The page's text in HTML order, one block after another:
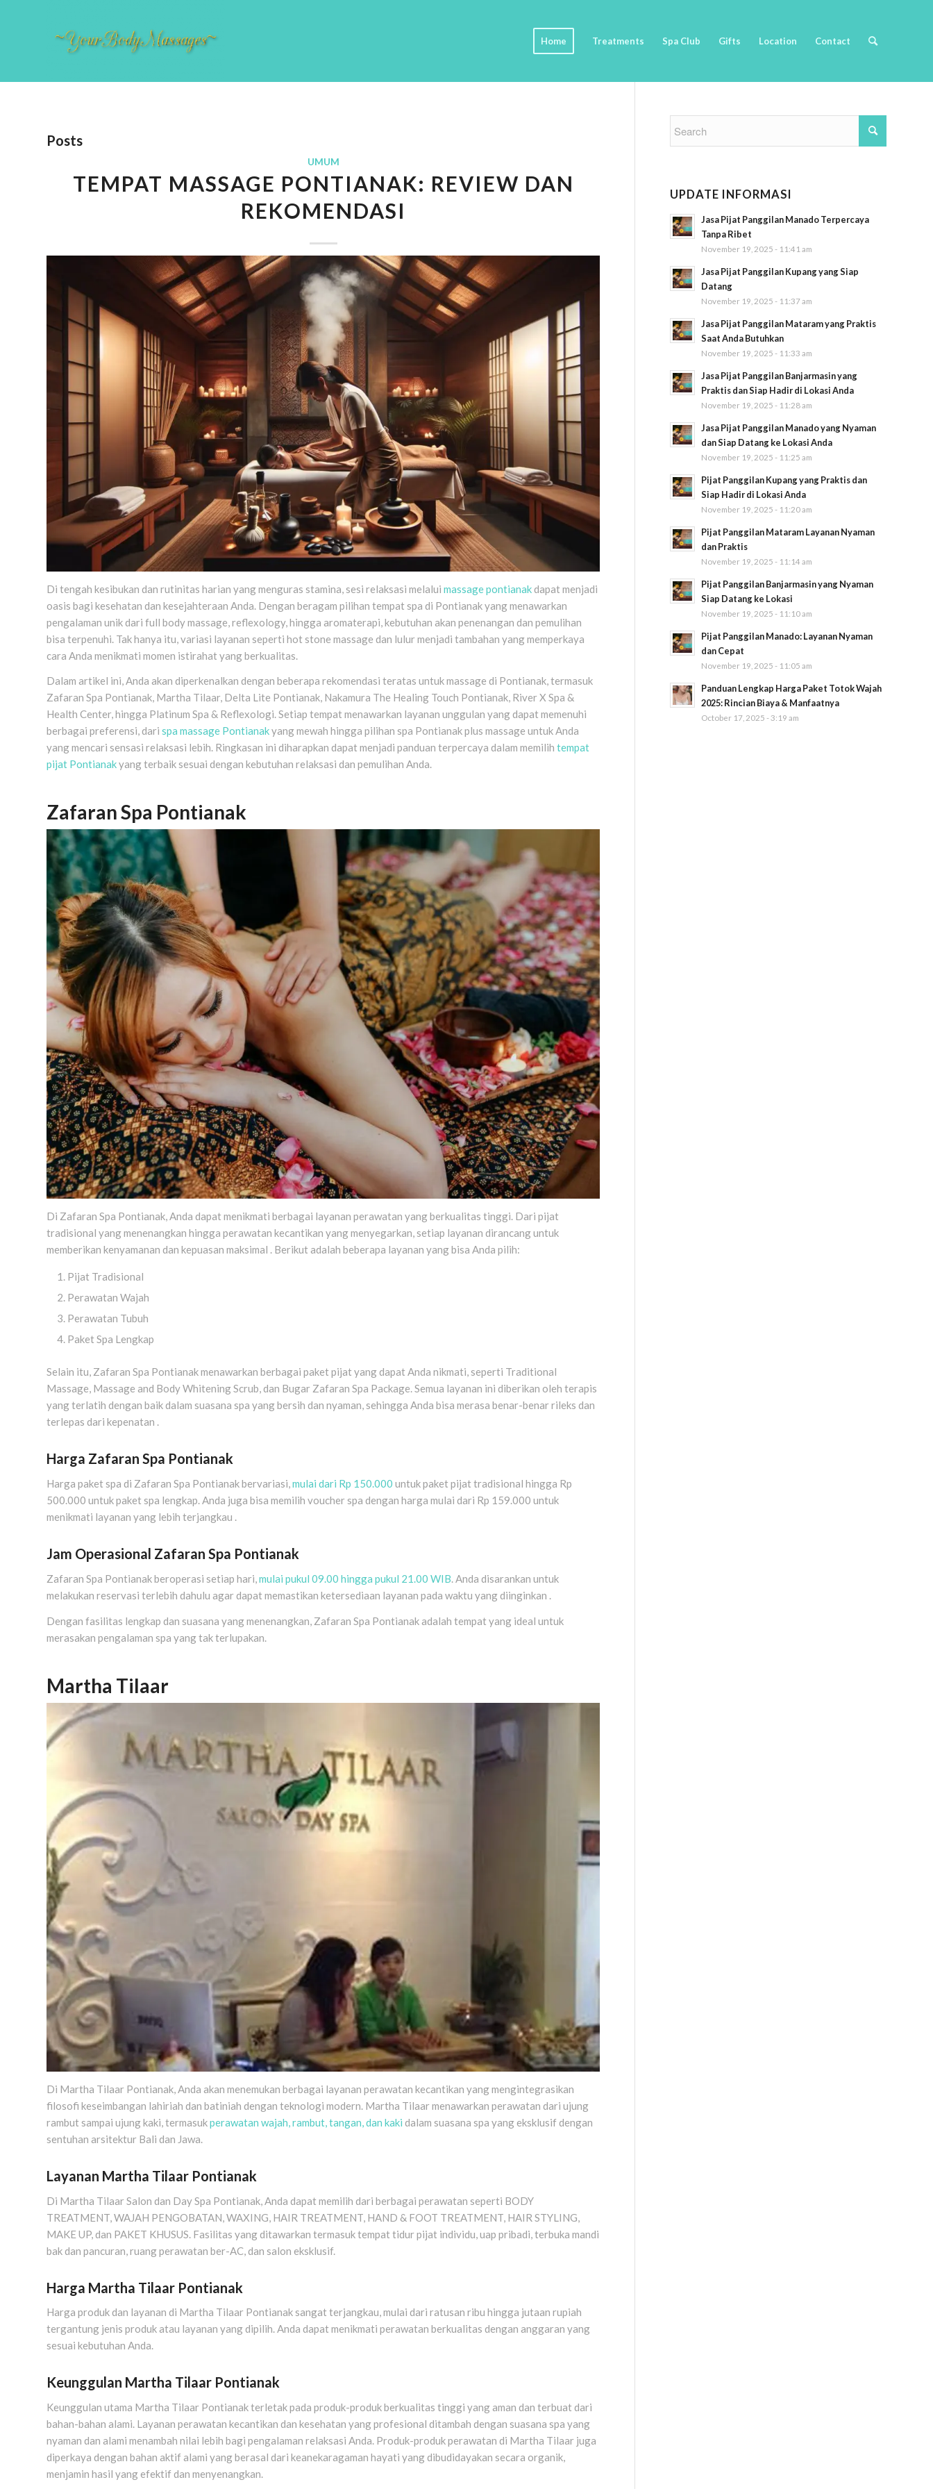
Home Treatments Spa Club Gifts Location Contact
Posts
UMUM
TEMPAT MASSAGE PONTIANAK: REVIEW DAN
REKOMENDASI
Di tengah kesibukan dan rutinitas harian yang menguras stamina, sesi relaksasi melalui massage pontianak dapat menjadi
oasis bagi kesehatan dan kesejahteraan Anda. Dengan beragam pilihan tempat spa di Pontianak yang menawarkan
pengalaman unik dari full body massage, reflexology, hingga aromaterapi, kebutuhan akan penenangan dan pemulihan
bisa terpenuhi. Tak hanya itu, variasi layanan seperti hot stone massage dan lulur menjadi tambahan yang memperkaya
cara Anda menikmati momen istirahat yang berkualitas.
Dalam artikel ini, Anda akan diperkenalkan dengan beberapa rekomendasi teratas untuk massage di Pontianak, termasuk
Zafaran Spa Pontianak, Martha Tilaar, Delta Lite Pontianak, Nakamura The Healing Touch Pontianak, River X Spa &
Health Center, hingga Platinum Spa & Reflexologi. Setiap tempat menawarkan layanan unggulan yang dapat memenuhi
berbagai preferensi, dari spa massage Pontianakyang mewah hingga pilihan spa Pontianak plus massage untuk Anda
yang mencari sensasi relaksasi lebih. Ringkasan ini diharapkan dapat menjadi panduan terpercaya dalam memilih tempat
pijat Pontianakyang terbaik sesuai dengan kebutuhan relaksasi dan pemulihan Anda.
Zafaran Spa Pontianak
Di Zafaran Spa Pontianak, Anda dapat menikmati berbagai layanan perawatan yang berkualitas tinggi. Dari pijat
tradisional yang menenangkan hingga perawatan kecantikan yang menyegarkan, setiap layanan dirancang untuk
memberikan kenyamanan dan kepuasan maksimal . Berikut adalah beberapa layanan yang bisa Anda pilih:
Pijat Tradisional
Perawatan Wajah
Perawatan Tubuh
Paket Spa Lengkap
Selain itu, Zafaran Spa Pontianak menawarkan berbagai paket pijat yang dapat Anda nikmati, seperti Traditional
Massage, Massage and Body Whitening Scrub, dan Bugar Zafaran Spa Package. Semua layanan ini diberikan oleh terapis
yang terlatih dengan baik dalam suasana spa yang bersih dan nyaman, sehingga Anda bisa merasa benar-benar rileks dan
terlepas dari kepenatan .
Harga Zafaran Spa Pontianak
Harga paket spa di Zafaran Spa Pontianak bervariasi,mulai dari Rp 150.000 untuk paket pijat tradisional hingga Rp
500.000 untuk paket spa lengkap. Anda juga bisa memilih voucher spa dengan harga mulai dari Rp 159.000 untuk
menikmati layanan yang lebih terjangkau .
Jam Operasional Zafaran Spa Pontianak
Zafaran Spa Pontianak beroperasi setiap hari,mulai pukul 09.00 hingga pukul 21.00 WIB. Anda disarankan untuk
melakukan reservasi terlebih dahulu agar dapat memastikan ketersediaan layanan pada waktu yang diinginkan .
Dengan fasilitas lengkap dan suasana yang menenangkan, Zafaran Spa Pontianak adalah tempat yang ideal untuk
merasakan pengalaman spa yang tak terlupakan.
Martha Tilaar
Di Martha Tilaar Pontianak, Anda akan menemukan berbagai layanan perawatan kecantikan yang mengintegrasikan
filosofi keseimbangan lahiriah dan batiniah dengan teknologi modern. Martha Tilaar menawarkan perawatan dari ujung
rambut sampai ujung kaki, termasukperawatan wajah, rambut, tangan, dan kaki dalam suasana spa yang eksklusif dengan
sentuhan arsitektur Bali dan Jawa.
Layanan Martha Tilaar Pontianak
Di Martha Tilaar Salon dan Day Spa Pontianak, Anda dapat memilih dari berbagai perawatan seperti BODY
TREATMENT, WAJAH PENGOBATAN, WAXING, HAIR TREATMENT, HAND & FOOT TREATMENT, HAIR STYLING,
MAKE UP, dan PAKET KHUSUS. Fasilitas yang ditawarkan termasuk tempat tidur pijat individu, uap pribadi, terbuka mandi
bak dan pancuran, ruang perawatan ber-AC, dan salon eksklusif.
Harga Martha Tilaar Pontianak
Harga produk dan layanan di Martha Tilaar Pontianak sangat terjangkau, mulai dari ratusan ribu hingga jutaan rupiah
tergantung jenis produk atau layanan yang dipilih. Anda dapat menikmati perawatan berkualitas dengan anggaran yang
sesuai kebutuhan Anda.
Keunggulan Martha Tilaar Pontianak
Keunggulan utama Martha Tilaar Pontianak terletak pada produk-produk berkualitas tinggi yang aman dan terbuat dari
bahan-bahan alami. Layanan perawatan kecantikan dan kesehatan yang profesional ditambah dengan suasana spa yang
nyaman dan alami menambah nilai lebih bagi pengalaman relaksasi Anda. Produk-produk perawatan di Martha Tilaar juga
diperkaya dengan bahan aktif alami yang berasal dari keanekaragaman hayati yang dibudidayakan secara organik,
menjamin hasil yang efektif dan menyenangkan.
UPDATE INFORMASI
Jasa Pijat Panggilan Manado Terpercaya
Tanpa Ribet
November 19, 2025 - 11:41 am
Jasa Pijat Panggilan Kupang yang Siap
Datang
November 19, 2025 - 11:37 am
Jasa Pijat Panggilan Mataram yang Praktis
Saat Anda Butuhkan
November 19, 2025 - 11:33 am
Jasa Pijat Panggilan Banjarmasin yang
Praktis dan Siap Hadir di Lokasi Anda
November 19, 2025 - 11:28 am
Jasa Pijat Panggilan Manado yang Nyaman
dan Siap Datang ke Lokasi Anda
November 19, 2025 - 11:25 am
Pijat Panggilan Kupang yang Praktis dan
Siap Hadir di Lokasi Anda
November 19, 2025 - 11:20 am
Pijat Panggilan Mataram Layanan Nyaman
dan Praktis
November 19, 2025 - 11:14 am
Pijat Panggilan Banjarmasin yang Nyaman
Siap Datang ke Lokasi
November 19, 2025 - 11:10 am
Pijat Panggilan Manado: Layanan Nyaman
dan Cepat
November 19, 2025 - 11:05 am
Panduan Lengkap Harga Paket Totok Wajah
2025: Rincian Biaya & Manfaatnya
October 17, 2025 - 3:19 am